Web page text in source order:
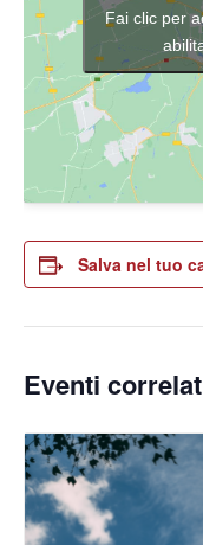
Fai clic per
Salva nel tuo
Eventi